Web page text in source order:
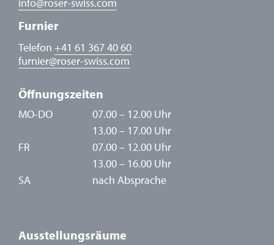
Furnier
Telefon +41 61 367 40 60
furnier@roser-swiss.com
Öffnungszeiten
MO-DO
07.00 – 12.00 Uhr
13.00 – 17.00 Uhr
FR
07.00 – 12.00 Uhr
13.00 – 16.00 Uhr
SA
nach Absprache
Ausstellungsräume